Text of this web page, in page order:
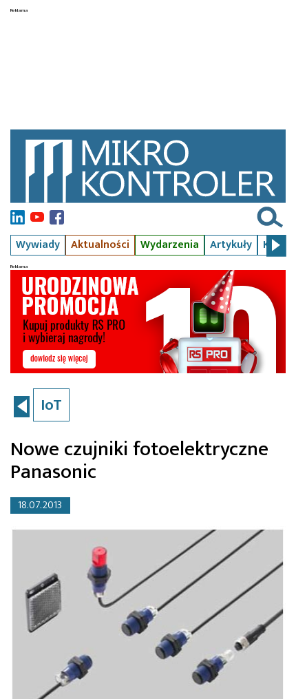
Wywiady Aktualności Wydarzenia Artykuły Kursy
IoT
Nowe czujniki fotoelektryczne
Panasonic
18.07.2013